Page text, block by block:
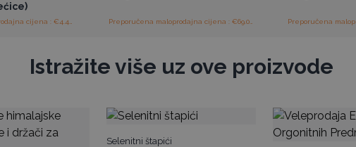
Istražite više uz ove proizvode
Selenitni štapići